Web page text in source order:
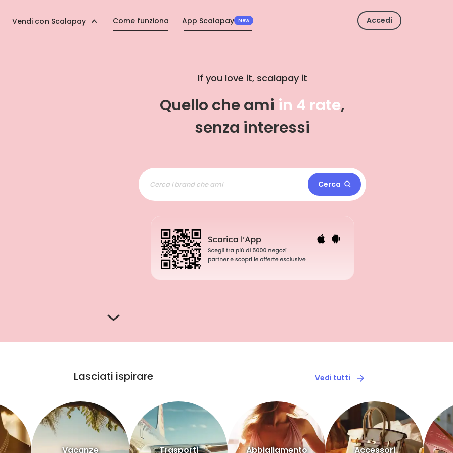
Vendi con Scalapay Come funziona App Scalapay New Accedi
If you love it, scalapay it
Quello che ami in 3 rate,
senza interessi
Cerca i brand che ami Cerca
Lasciati ispirare Vedi tutti
Vacanze Trasporti Abbigliamento Accessori